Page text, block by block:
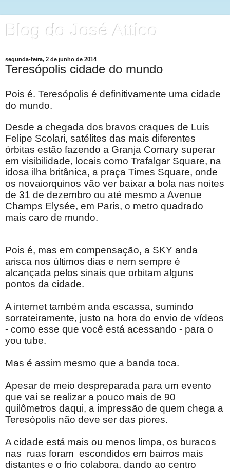
Blog do José Attico
segunda-feira, 2 de junho de 2014
Teresópolis cidade do mundo
Pois é. Teresópolis é definitivamente uma cidade
do mundo.
Desde a chegada dos bravos craques de Luis
Felipe Scolari, satélites das mais diferentes
órbitas estão fazendo a Granja Comary superar
em visibilidade, locais como Trafalgar Square, na
idosa ilha britânica, a praça Times Square, onde
os novaiorquinos vão ver baixar a bola nas noites
de 31 de dezembro ou até mesmo a Avenue
Champs Elysée, em Paris, o metro quadrado
mais caro de mundo.
Pois é, mas em compensação, a SKY anda
arisca nos últimos dias e nem sempre é
alcançada pelos sinais que orbitam alguns
pontos da cidade.
A internet também anda escassa, sumindo
sorrateiramente, justo na hora do envio de vídeos
- como esse que você está acessando - para o
you tube.
Mas é assim mesmo que a banda toca.
Apesar de meio despreparada para um evento
que vai se realizar a pouco mais de 90
quilômetros daqui, a impressão de quem chega a
Teresópolis não deve ser das piores.
A cidade está mais ou menos limpa, os buracos
nas ruas foram escondidos em bairros mais
distantes e o frio colabora, dando ao centro